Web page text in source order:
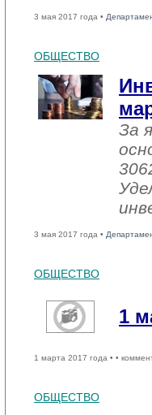
3 мая 2017 года •
ОБЩЕСТВО
За
3 мая 2017 года •
ОБЩЕСТВО
1
1 марта 2017 года • •
ОБЩЕСТВО